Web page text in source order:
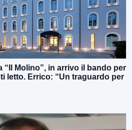
“Il Molino”, in arrivo il bando per
letto. Errico: “Un traguardo per